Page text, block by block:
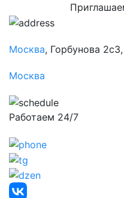
Москва, Горбунова
Москва
Работаем 24/7